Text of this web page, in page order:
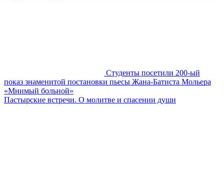
Студенты посетили 200-ый
показ знаменитой постановки пьесы Жана-Батиста Мольера
«Мнимый больной»
Пастырские встречи. О молитве и спасении души